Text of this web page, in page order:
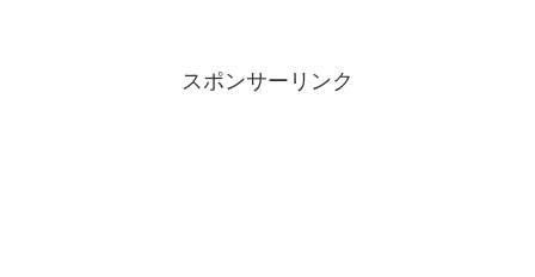
スポンサーリンク